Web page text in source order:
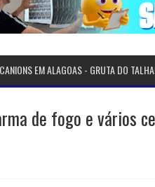
EM ALAGOAS - GRUTA DO
de fogo e vários